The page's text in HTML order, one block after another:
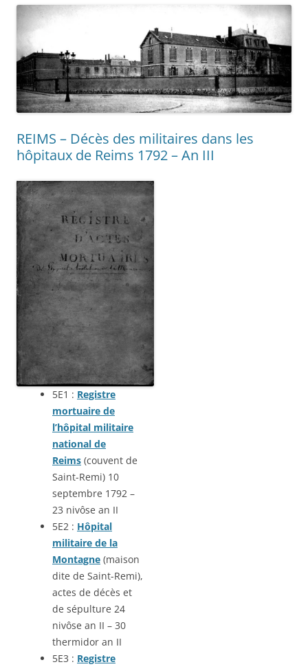
REIMS – Décès des militaires dans les
hôpitaux de Reims 1792 – An III
5E1 : Registre
mortuaire de
l’hôpital militaire
national de
Reims (couvent de
Saint-Remi) 10
septembre 1792 –
23 nivôse an II
5E2 : Hôpital
militaire de la
Montagne (maison
dite de Saint-Remi),
actes de décès et
de sépulture 24
nivôse an II – 30
thermidor an II
5E3 : Registre